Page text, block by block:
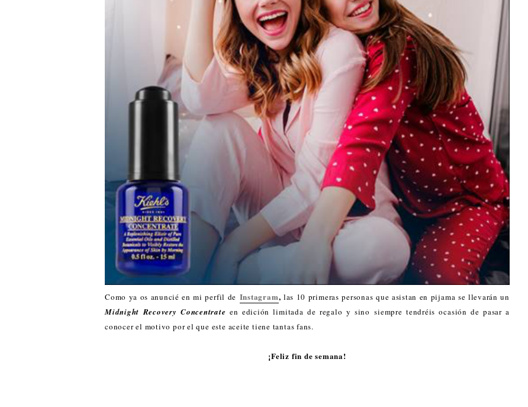
Como ya os anuncié en mi perfil de Instagram, las 10 primeras personas que asistan en pijama se llevarán un
Midnight Recovery Concentrate en edición limitada de regalo y sino siempre tendréis ocasión de pasar a
conocer el motivo por el que este aceite tiene tantas fans.
¡Feliz fin de semana!